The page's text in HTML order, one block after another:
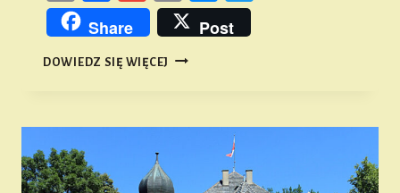
Link
Share Post
DOWIEDZ SIĘ WIĘCEJ TRIUMF